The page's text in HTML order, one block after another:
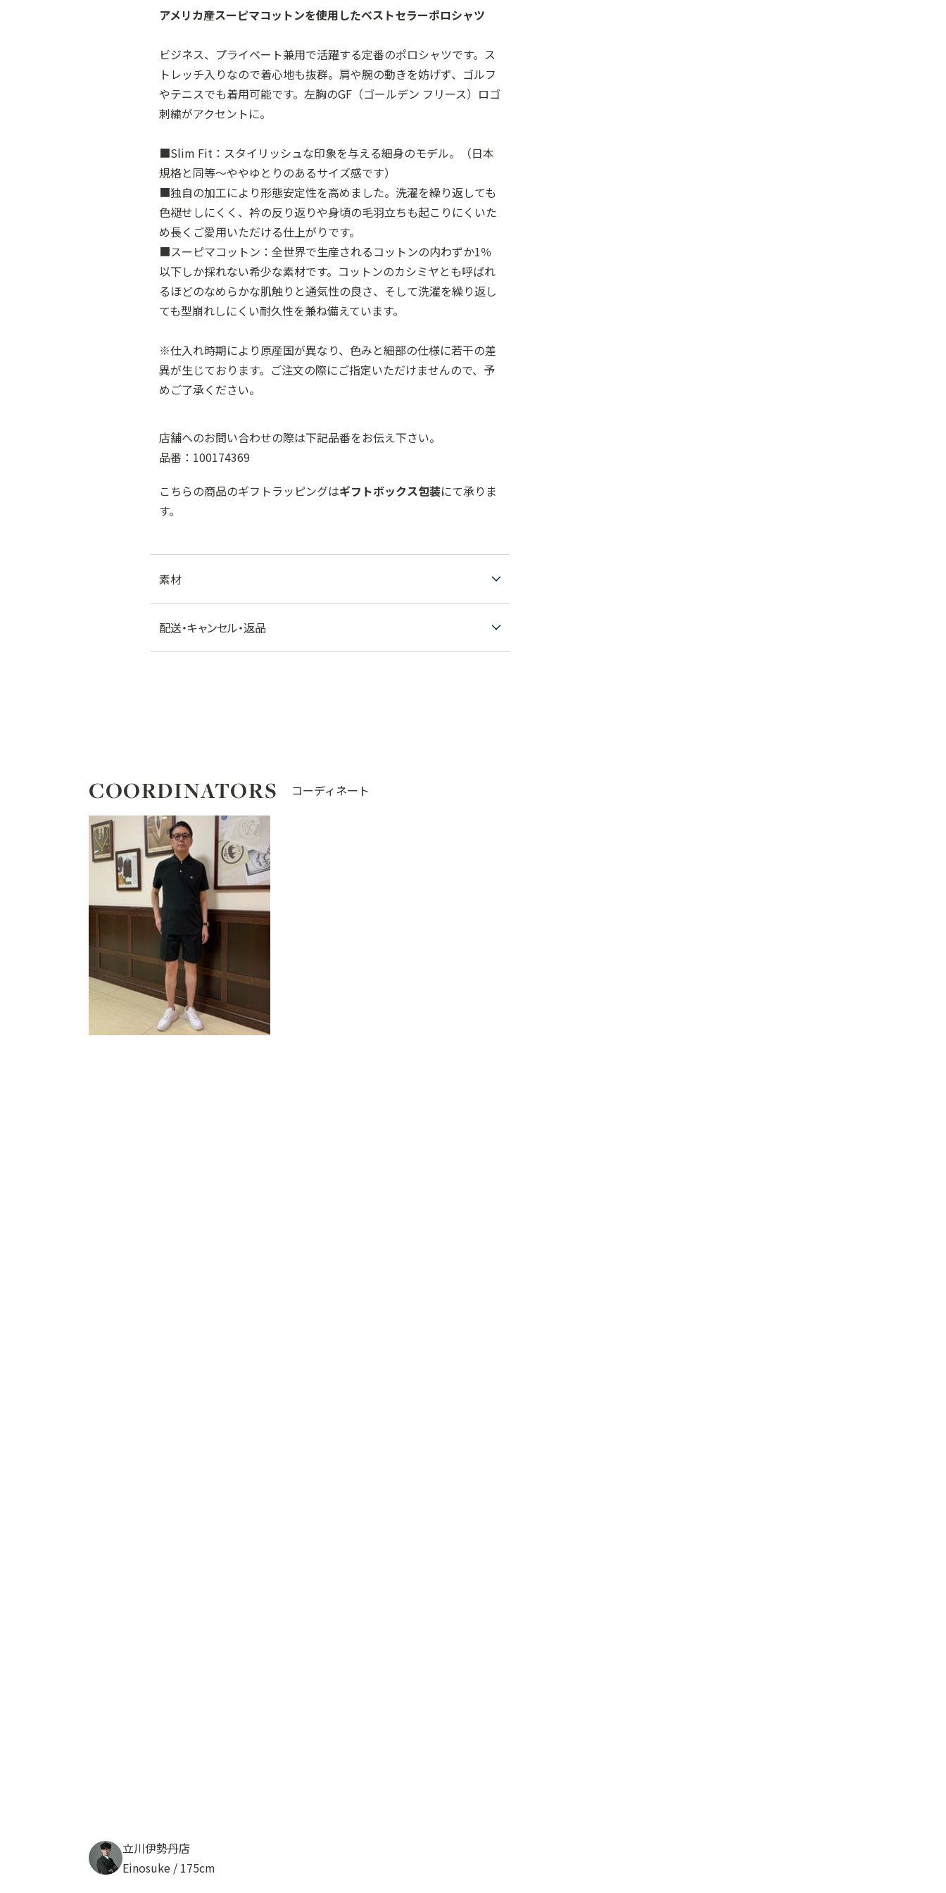
アメリカ産スーピマコットンを使用したベストセラーポロシャツ
ビジネス、プライベート兼用で活躍する定番のポロシャツです。ス
トレッチ入りなので着心地も抜群。肩や腕の動きを妨げず、ゴルフ
やテニスでも着用可能です。左胸のGF（ゴールデン フリース）ロゴ
刺繍がアクセントに。
■Slim Fit：スタイリッシュな印象を与える細身のモデル。（日本
規格と同等～ややゆとりのあるサイズ感です）
■独自の加工により形態安定性を高めました。洗濯を繰り返しても
色褪せしにくく、衿の反り返りや身頃の毛羽立ちも起こりにくいた
め長くご愛用いただける仕上がりです。
■スーピマコットン：全世界で生産されるコットンの内わずか1％
以下しか採れない希少な素材です。コットンのカシミヤとも呼ばれ
るほどのなめらかな肌触りと通気性の良さ、そして洗濯を繰り返し
ても型崩れしにくい耐久性を兼ね備えています。
※仕入れ時期により原産国が異なり、色みと細部の仕様に若干の差
異が生じております。ご注文の際にご指定いただけませんので、予
めご了承ください。
店舗へのお問い合わせの際は下記品番をお伝え下さい。
品番：100174369
こちらの商品のギフトラッピングはギフトボックス包装にて承りま
す。
素材
配送・キャンセル・返品
COORDINATORS コーディネート
立川伊勢丹店
Einosuke / 175cm